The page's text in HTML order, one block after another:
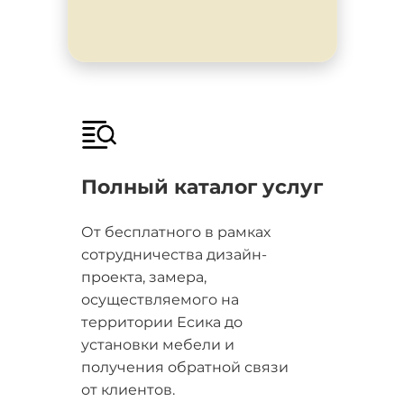
Полный каталог услуг
От бесплатного в рамках
сотрудничества дизайн-
проекта, замера,
осуществляемого на
территории Есика до
установки мебели и
получения обратной связи
от клиентов.